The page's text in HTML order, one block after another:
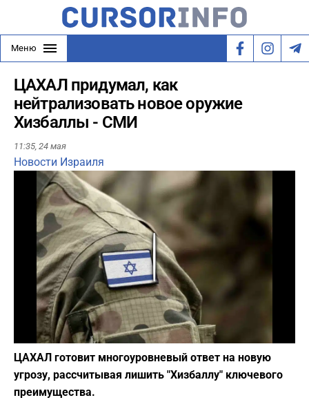
Меню
ЦАХАЛ придумал, как
нейтрализовать новое оружие
Хизбаллы - СМИ
11:35, 24 мая
Новости Израиля
Play
Фото: depositphotos.com
ЦАХАЛ готовит многоуровневый ответ на новую
угрозу, рассчитывая лишить "Хизбаллу" ключевого
преимущества.